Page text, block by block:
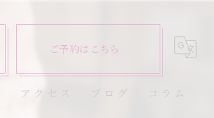
ご予約はこちら
アクセス ブログ コラム